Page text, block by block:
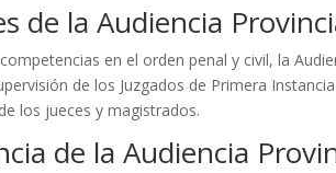
de la Audiencia
en el orden penal y civil, la
de los Juzgados de Primera
los jueces y magistrados.
de la Audiencia